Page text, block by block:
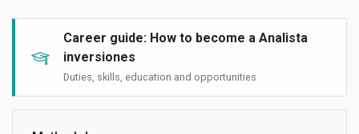
Career guide: How to become a Analista
inversiones
Duties, skills, education and opportunities